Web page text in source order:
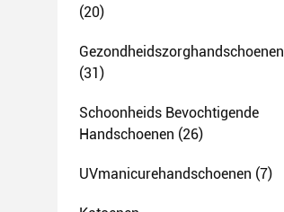
(20)
Gezondheidszorghandschoenen
(31)
Schoonheids Bevochtigende
Handschoenen (26)
UVmanicurehandschoenen (7)